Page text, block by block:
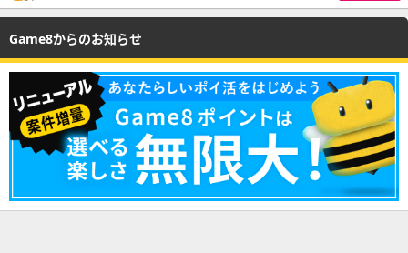
Game8からのお知らせ